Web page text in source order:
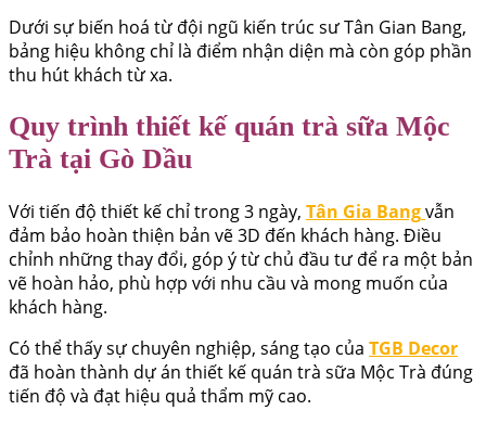
Dưới sự biến hoá từ đội ngũ kiến trúc sư Tân Gian Bang,
bảng hiệu không chỉ là điểm nhận diện mà còn góp phần
thu hút khách từ xa.
Quy trình thiết kế quán trà sữa Mộc
Trà tại Gò Dầu
Với tiến độ thiết kế chỉ trong 3 ngày, Tân Gia Bangvẫn
đảm bảo hoàn thiện bản vẽ 3D đến khách hàng. Điều
chỉnh những thay đổi, góp ý từ chủ đầu tư để ra một bản
vẽ hoàn hảo, phù hợp với nhu cầu và mong muốn của
khách hàng.
Có thể thấy sự chuyên nghiệp, sáng tạo của TGB Decor
đã hoàn thành dự án thiết kế quán trà sữa Mộc Trà đúng
tiến độ và đạt hiệu quả thẩm mỹ cao.